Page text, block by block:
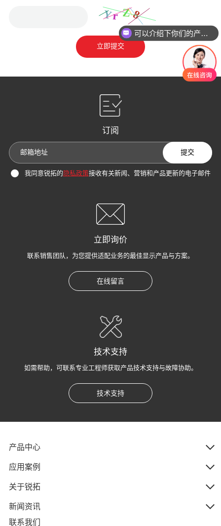
立即提交
订阅
提交
我同意锐拓的 隐私政策接收有关新闻、营销和产品更新的电子邮件
立即询价
联系销售团队，为您提供适配业务的最佳显示产品与方案。
在线留言
技术支持
如需帮助，可联系专业工程师获取产品技术支持与故障协助。
技术支持
产品中心
应用案例
关于锐拓
新闻资讯
联系我们